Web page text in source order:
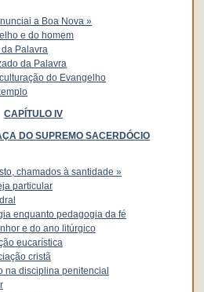
a Boa Nova »
e do homem
Palavra
da Palavra
do Evangelho
CAPÍTULO IV
DO SUPREMO SACERDÓCIO
chamados à santidade »
particular
enquanto pedagogia da fé
e do ano litúrgico
eucarística
cristã
na disciplina penitencial